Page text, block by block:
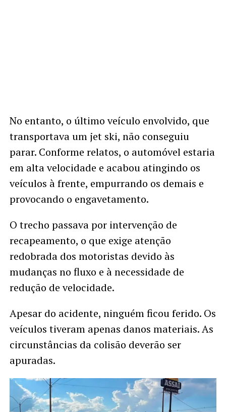
No entanto, o último veículo envolvido, que
transportava um jet ski, não conseguiu
parar. Conforme relatos, o automóvel estaria
em alta velocidade e acabou atingindo os
veículos à frente, empurrando os demais e
provocando o engavetamento.
O trecho passava por intervenção de
recapeamento, o que exige atenção
redobrada dos motoristas devido às
mudanças no fluxo e à necessidade de
redução de velocidade.
Apesar do acidente, ninguém ficou ferido. Os
veículos tiveram apenas danos materiais. As
circunstâncias da colisão deverão ser
apuradas.